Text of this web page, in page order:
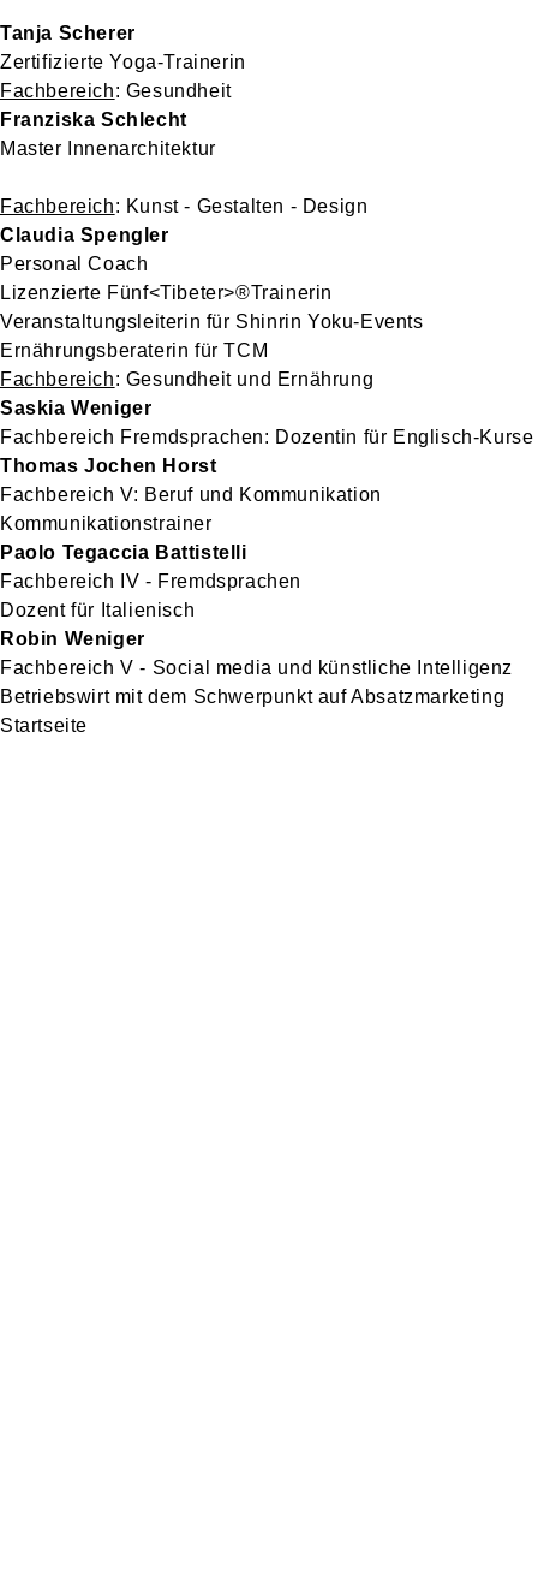
Tanja Scherer
Zertifizierte Yoga-Trainerin
Fachbereich: Gesundheit
Franziska Schlecht
Master Innenarchitektur
Fachbereich: Kunst - Gestalten - Design
Claudia Spengler
Personal Coach
Lizenzierte Fünf<Tibeter>®Trainerin
Veranstaltungsleiterin für Shinrin Yoku-Events
Ernährungsberaterin für TCM
Fachbereich: Gesundheit und Ernährung
Saskia Weniger
Fachbereich Fremdsprachen: Dozentin für Englisch-Kurse
Thomas Jochen Horst
Fachbereich V: Beruf und Kommunikation
Kommunikationstrainer
Paolo Tegaccia Battistelli
Fachbereich IV - Fremdsprachen
Dozent für Italienisch
Robin Weniger
Fachbereich V - Social media und künstliche Intelligenz
Betriebswirt mit dem Schwerpunkt auf Absatzmarketing
Startseite